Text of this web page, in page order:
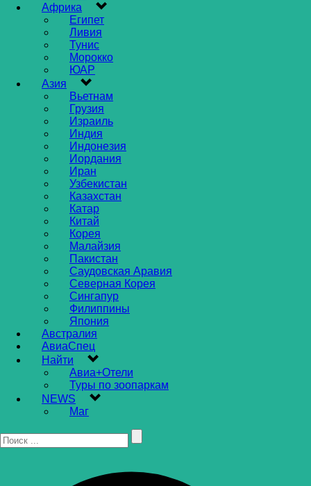
Африка
Египет
Ливия
Тунис
Морокко
ЮАР
Азия
Вьетнам
Грузия
Израиль
Индия
Индонезия
Иордания
Иран
Узбекистан
Казахстан
Катар
Китай
Корея
Малайзия
Пакистан
Саудовская Аравия
Северная Корея
Сингапур
Филиппины
Япония
Австралия
АвиаСпец
Найти
Авиа+Отели
Туры по зоопаркам
NEWS
Маг